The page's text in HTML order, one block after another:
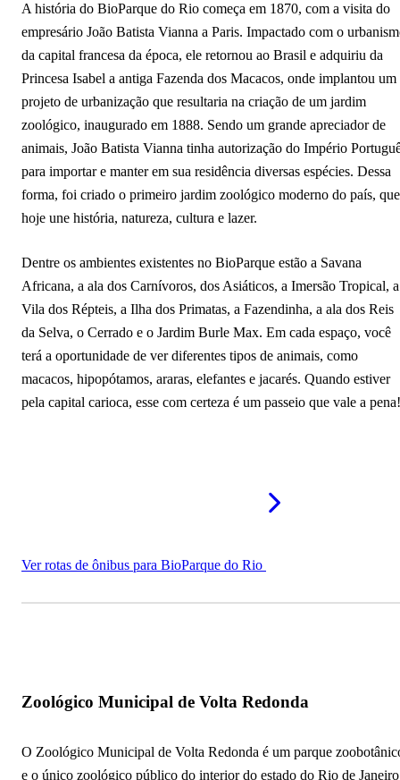
A história do BioParque do Rio começa em 1870, com a visita do
empresário João Batista Vianna a Paris. Impactado com o
da capital francesa da época, ele retornou ao Brasil e adquiriu da
Princesa Isabel a antiga Fazenda dos Macacos, onde implantou um
projeto de urbanização que resultaria na criação de um jardim
zoológico, inaugurado em 1888. Sendo um grande apreciador de
animais, João Batista Vianna tinha autorização do Império
para importar e manter em sua residência diversas espécies. Dessa
forma, foi criado o primeiro jardim zoológico moderno do país, que
hoje une história, natureza, cultura e lazer.
Dentre os ambientes existentes no BioParque estão a Savana
Africana, a ala dos Carnívoros, dos Asiáticos, a Imersão Tropical, a
Vila dos Répteis, a Ilha dos Primatas, a Fazendinha, a ala dos Reis
da Selva, o Cerrado e o Jardim Burle Max. Em cada espaço, você
terá a oportunidade de ver diferentes tipos de animais, como
macacos, hipopótamos, araras, elefantes e jacarés. Quando estiver
pela capital carioca, esse com certeza é um passeio que vale a pena!
Ver rotas de ônibus para BioParque do Rio
Zoológico Municipal de Volta Redonda
O Zoológico Municipal de Volta Redonda é um parque
e o único zoológico público do interior do estado do Rio de